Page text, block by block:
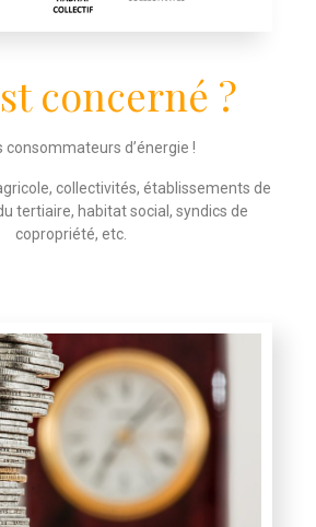
concerné ?
consommateurs d’énergie !
collectivités, établissements de
tertiaire, habitat social, syndics de
copropriété, etc.